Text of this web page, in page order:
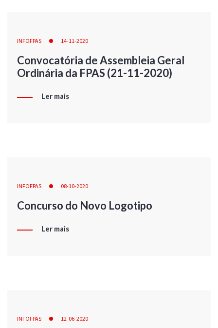
INFOFPAS 14-11-2020
Convocatória de Assembleia Geral
Ordinária da FPAS (21-11-2020)
Ler mais
INFOFPAS 08-10-2020
Concurso do Novo Logotipo
Ler mais
INFOFPAS 12-06-2020